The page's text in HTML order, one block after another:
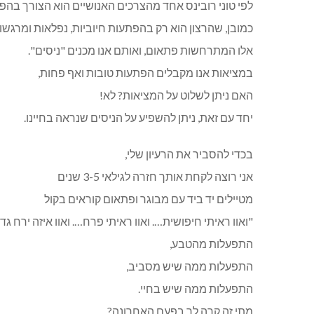
לפי טוני רובינס אחד מהצרכים האנושיים הוא הצורך
כמובן, שהרצון הוא רק בהפתעות חיוביות, נפלאות
אלו המתרחשות פתאום, ואותם אנו מכנים "ניסים".
במציאות אנו מקבלים הפתעות טובות ואף פחות,
האם ניתן לשלוט על המציאות? לא!
יחד עם זאת, ניתן להשפיע על הניסים שנראה בחיינו.
בכדי להסביר את הרעיון שלי,
אני רוצה לקחת אותך חזרה לגילאי 3-5 שנים
מטיילים יד ביד עם מבוגר ופתאום קוראים בקול
"ואוו ראיתי חיפושית…. ואוו ראיתי פרח…. ואוו איזה ירח
התפעלות מהטבע,
התפעלות ממה שיש מסביב,
התפעלות ממה שיש בחיי.
מתי זה קרה לך בפעם האחרונה?